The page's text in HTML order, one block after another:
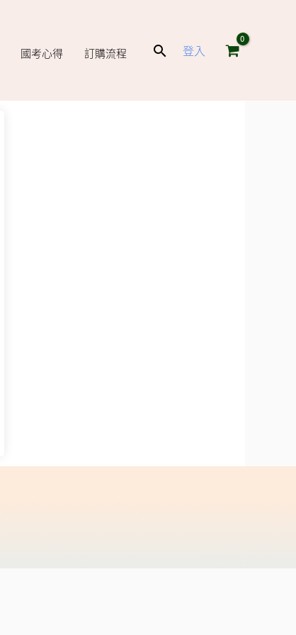
國考心得 訂購流程
搜
登入